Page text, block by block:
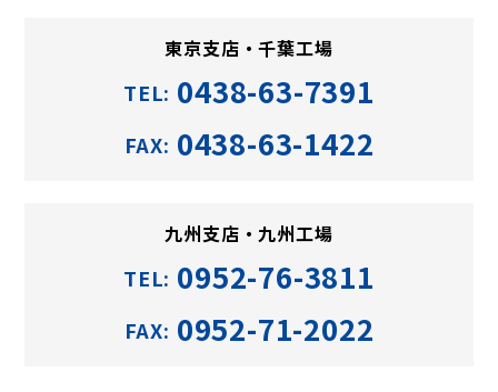
東京支店・千葉工場
TEL: 0438-63-7391
FAX: 0438-63-1422
九州支店・九州工場
TEL: 0952-76-3811
FAX: 0952-71-2022